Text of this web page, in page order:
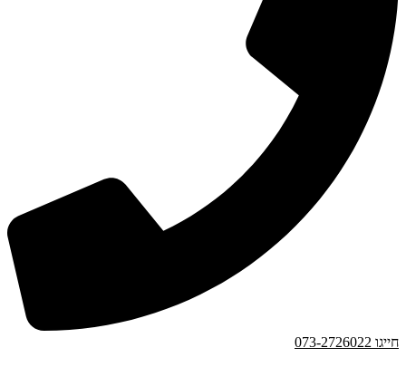
חייגו 073-2726022